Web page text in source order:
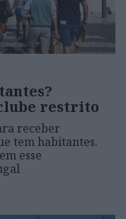
restrito
receber
tem habitantes.
esse